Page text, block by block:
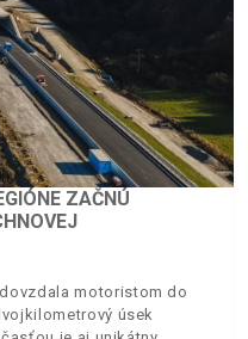
ZAČNÚ
motoristom do
úsek